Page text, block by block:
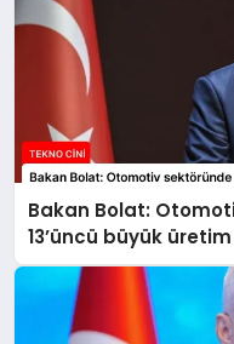
Bakan Bolat:
13’üncü büyük